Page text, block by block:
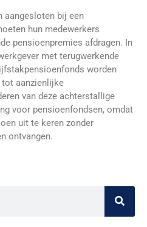
aangesloten bij een
hun medewerkers
pensioenpremies afdragen. In
met terugwerkende
worden
tot aanzienlijke
van deze achterstallige
voor pensioenfondsen, omdat
uit te keren zonder
ontvangen.